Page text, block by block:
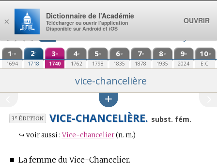
Aller au contenu
1 re
1694
2e
1718
3e
1740
4e
1762
5e
1798
6e
1835
7e
1878
8e
1935
9e
2024
10e
E.C.
vice-chancelière
3eÉDITION VICE-CHANCELIÈRE. subst. fém.
↪ voir aussi :Vice-chancelier (n. m.)
■ La femme du Vice-Chancelier.
×
Dictionnaire de l’Académie
Télécharger ou ouvrir l’application
Disponible sur Android et iOS
OUVRIR